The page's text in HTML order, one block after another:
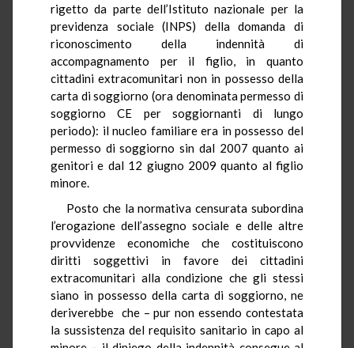
rigetto da parte dell’Istituto nazionale per la
previdenza sociale (INPS) della domanda di
riconoscimento della indennità di
accompagnamento per il figlio, in quanto
cittadini extracomunitari non in possesso della
carta di soggiorno (ora denominata permesso di
soggiorno CE per soggiornanti di lungo
periodo): il nucleo familiare era in possesso del
permesso di soggiorno sin dal 2007 quanto ai
genitori e dal 12 giugno 2009 quanto al figlio
minore.
Posto che la normativa censurata subordina
l’erogazione dell’assegno sociale e delle altre
provvidenze economiche che costituiscono
diritti soggettivi in favore dei cittadini
extracomunitari alla condizione che gli stessi
siano in possesso della carta di soggiorno, ne
deriverebbe che – pur non essendo contestata
la sussistenza del requisito sanitario in capo al